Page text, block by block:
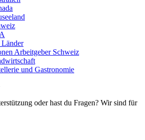
Länder
Arbeitgeber Schweiz
und Gastronomie
oder hast du Fragen? Wir sind für